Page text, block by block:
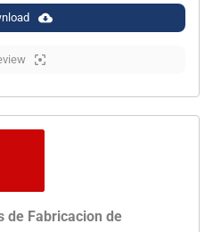
de Fabricacion de